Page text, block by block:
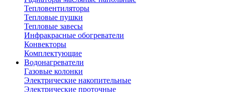
Тепловентиляторы
Тепловые пушки
Тепловые завесы
Инфракрасные обогреватели
Конвекторы
Комплектующие
Водонагреватели
Газовые колонки
Электрические накопительные
Электрические проточные